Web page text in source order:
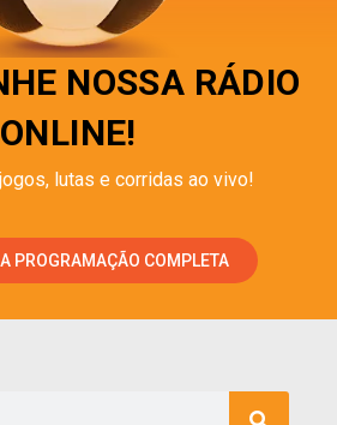
NOSSA RÁDIO
ONLINE!
lutas e corridas ao vivo!
PROGRAMAÇÃO COMPLETA